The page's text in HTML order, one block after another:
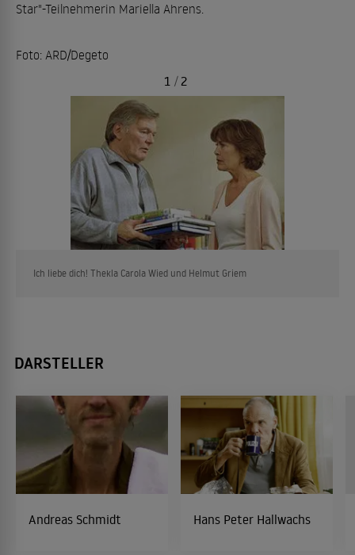
Star"-Teilnehmerin Mariella Ahrens.
Foto: ARD/Degeto
Ich liebe dich! Thekla Carola Wied und Helmut Griem
1 / 2
DARSTELLER
Andreas Schmidt Hans Peter Hallwachs